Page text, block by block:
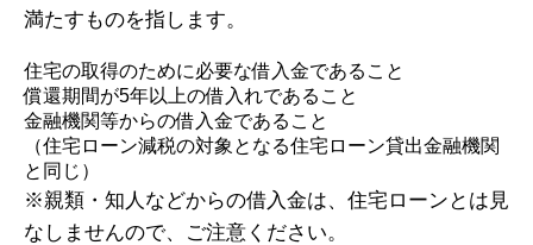
満たすものを指します。
住宅の取得のために必要な借入金であること
償還期間が5年以上の借入れであること
金融機関等からの借入金であること
（住宅ローン減税の対象となる住宅ローン貸出金融機関
と同じ）
※親類・知人などからの借入金は、住宅ローンとは見
なしませんので、ご注意ください。